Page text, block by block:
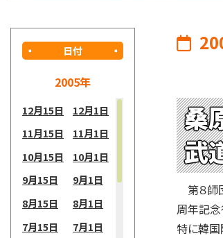
日付
2005年
12月15日
12月1日
11月15日
11月1日
10月15日
10月1日
9月15日
9月1日
8月15日
8月1日
7月15日
7月1日
桑
武
第８師
周年記念
特に韓国